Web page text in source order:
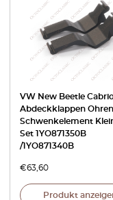
VW New Beetle
Abdeckklappen Ohren
Schwenkelement
Set 1YO871350B
/1YO871340B
€63,60
Produkt